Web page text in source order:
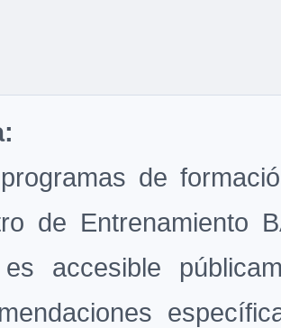
de
de Entrenamiento
accesible